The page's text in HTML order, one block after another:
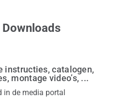
Downloads
instructies, catalogen,
montage video’s, ...
in de media portal